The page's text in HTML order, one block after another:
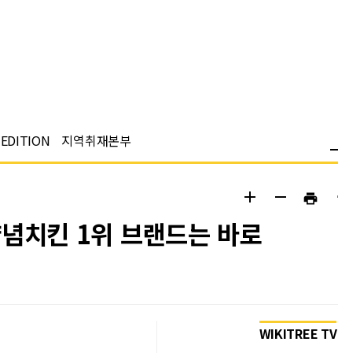
지역취재본부
add remove print
치킨 1위 브랜드는 바로
WIKITREE TV